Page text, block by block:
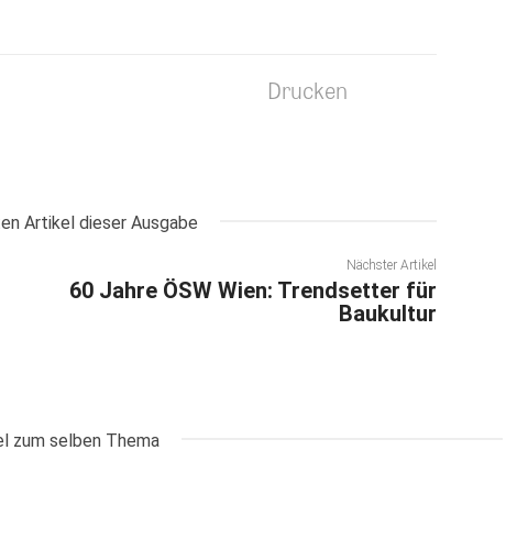
Drucken
Artikel dieser Ausgabe
Nächster Artikel
60 Jahre ÖSW Wien: Trendsetter für
Baukultur
zum selben Thema